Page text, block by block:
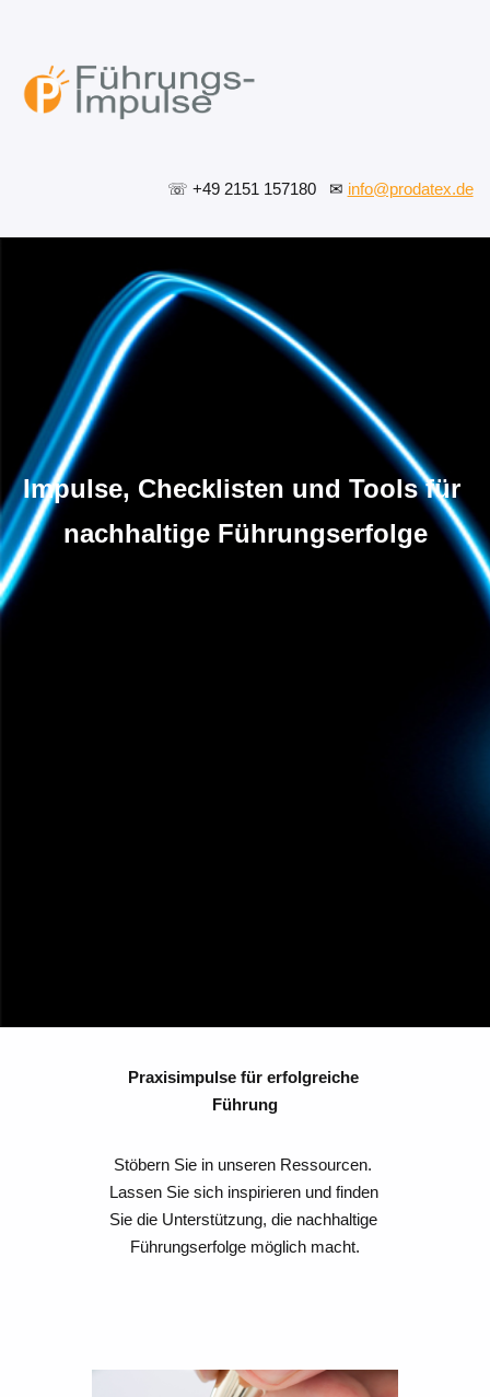
☏ +49 2151 157180 ✉ info@prodatex.de
Impulse, Checklisten und Tools für
nachhaltige Führungserfolge
Praxisimpulse für erfolgreiche
Führung
Stöbern Sie in unseren Ressourcen.
Lassen Sie sich inspirieren und finden
Sie die Unterstützung, die nachhaltige
Führungserfolge möglich macht.